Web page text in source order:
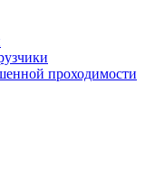
проходимости